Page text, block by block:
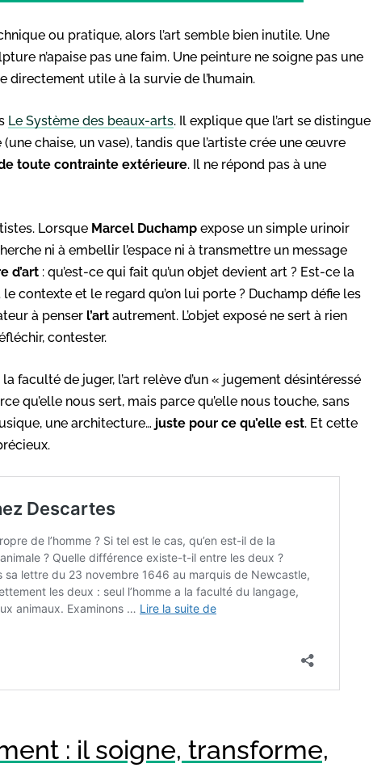
ou pratique, alors l’art semble bien inutile. Une
n’apaise pas une faim. Une peinture ne soigne pas une
directement utile à la survie de l’humain.
Le Système des beaux-arts. Il explique que l’art se distingue
chaise, un vase), tandis que l’artiste crée une œuvre
toute contrainte extérieure. Il ne répond pas à une
Lorsque Marcel Duchamp expose un simple urinoir
ni à embellir l’espace ni à transmettre un message
d’art : qu’est-ce qui fait qu’un objet devient art ? Est-ce la
contexte et le regard qu’on lui porte ? Duchamp défie les
à penser l’art autrement. L’objet exposé ne sert à rien
contester.
faculté de juger, l’art relève d’un « jugement désintéressé
qu’elle nous sert, mais parce qu’elle nous touche, sans
une architecture… juste pour ce qu’elle est. Et cette
: il soigne, transforme,